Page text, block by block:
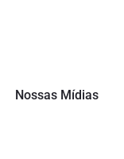
Nossas Mídias